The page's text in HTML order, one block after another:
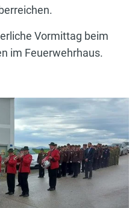
Vormittag beim
im Feuerwehrhaus.